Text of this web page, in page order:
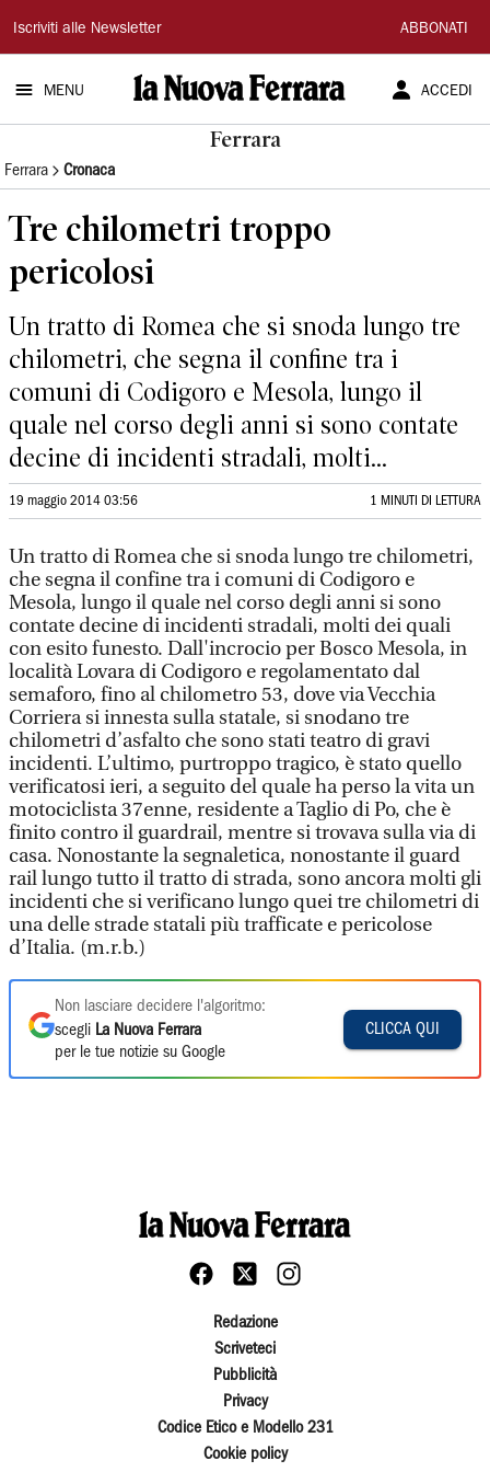
La
Nuova
Ferrara
Iscriviti alle Newsletter ABBONATI
MENU ACCEDI
Ferrara
Ferrara Cronaca
Tre chilometri troppo
pericolosi
Un tratto di Romea che si snoda lungo tre
chilometri, che segna il confine tra i
comuni di Codigoro e Mesola, lungo il
quale nel corso degli anni si sono contate
decine di incidenti stradali, molti...
19 maggio 2014 03:56 1 MINUTI DI LETTURA
Un tratto di Romea che si snoda lungo tre chilometri,
che segna il confine tra i comuni di Codigoro e
Mesola, lungo il quale nel corso degli anni si sono
contate decine di incidenti stradali, molti dei quali
con esito funesto. Dall'incrocio per Bosco Mesola, in
località Lovara di Codigoro e regolamentato dal
semaforo, fino al chilometro 53, dove via Vecchia
Corriera si innesta sulla statale, si snodano tre
chilometri d’asfalto che sono stati teatro di gravi
incidenti. L’ultimo, purtroppo tragico, è stato quello
verificatosi ieri, a seguito del quale ha perso la vita un
motociclista 37enne, residente a Taglio di Po, che è
finito contro il guardrail, mentre si trovava sulla via di
casa. Nonostante la segnaletica, nonostante il guard
rail lungo tutto il tratto di strada, sono ancora molti gli
incidenti che si verificano lungo quei tre chilometri di
una delle strade statali più trafficate e pericolose
d’Italia. (m.r.b.)
Non lasciare decidere l'algoritmo:
scegli La Nuova Ferrara
per le tue notizie su Google
CLICCA QUI
Redazione
Scriveteci
Pubblicità
Privacy
Codice Etico e Modello 231
Cookie policy